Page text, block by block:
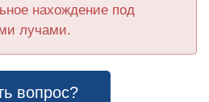
нахождение под
лучами.
вопрос?